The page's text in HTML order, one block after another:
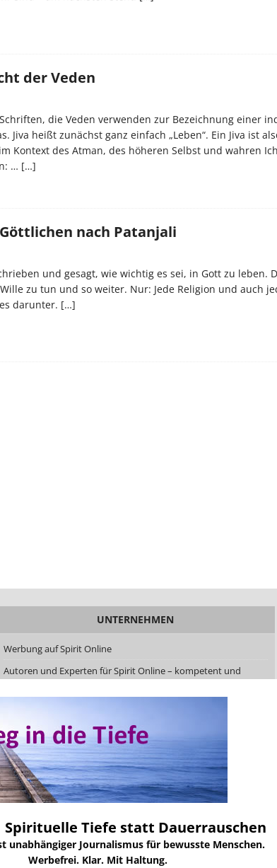
der Veden
die Veden verwenden zur Bezeichnung einer
Jiva heißt zunächst ganz einfach „Leben“. Ein Jiva ist
Kontext des Atman, des höheren Selbst und wahren
… […]
nach Patanjali
und gesagt, wie wichtig es sei, in Gott zu leben.
zu tun und so weiter. Nur: Jede Religion und auch
darunter. […]
UNTERNEHMEN
Werbung auf Spirit Online
Autoren und Experten für Spirit Online – kompetent und
Redaktionskodex von Spirit Online
Über uns
Über Heike Schonert
Markenprofil Spirit Online
Kontakt
Spirituelle Tiefe statt Dauerrauschen
unabhängiger Journalismus für bewusste Menschen.
Werbefrei. Klar. Mit Haltung.